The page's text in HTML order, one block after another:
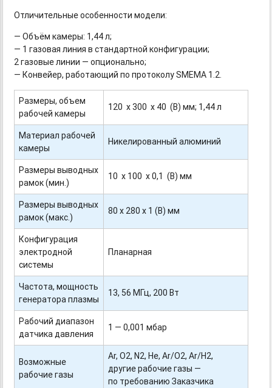
Отличительные особенности модели:
— Объём камеры: 1,44 л;
— 1 газовая линия в стандартной конфигурации;
2 газовые линии — опционально;
— Конвейер, работающий по протоколу SMEMA 1.2.
Размеры, объем
рабочей камеры
120 х 300 х 40 (В) мм; 1,44 л
Материал рабочей
камеры
Никелированный алюминий
Размеры выводных
рамок (мин.)
10 х 100 х 0,1 (В) мм
Размеры выводных
рамок (макс.)
80 х 280 х 1 (В) мм
Конфигурация
электродной
системы
Планарная
Частота, мощность
генератора плазмы
13, 56 МГц, 200 Вт
Рабочий диапазон
датчика давления
1 — 0,001 мбар
Возможные
рабочие газы
Ar, O2, N2, Не, Ar/O2, Ar/H2,
другие рабочие газы —
по требованию Заказчика